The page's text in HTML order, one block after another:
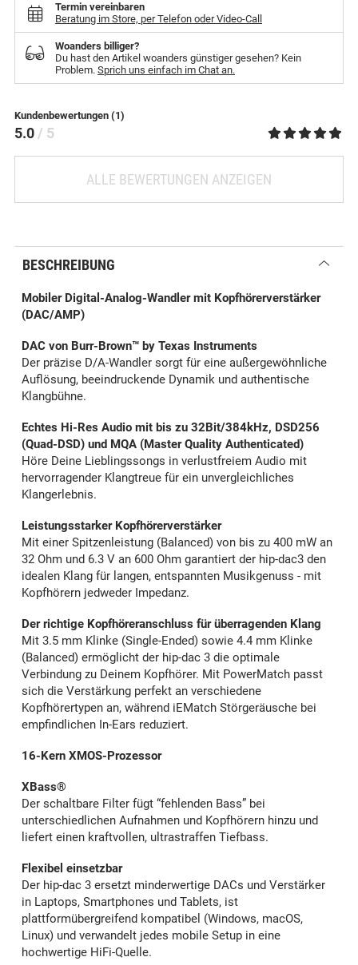
Termin vereinbaren
Beratung im Store, per Telefon oder Video-Call
Woanders billiger?
Du hast den Artikel woanders günstiger gesehen? Kein
Problem. Sprich uns einfach im Chat an.
Kundenbewertungen (1)
5.0 / 5
ALLE BEWERTUNGEN ANZEIGEN
BESCHREIBUNG
Mobiler Digital-Analog-Wandler mit Kopfhörerverstärker
(DAC/AMP)
DAC von Burr-Brown™ by Texas Instruments
Der präzise D/A-Wandler sorgt für eine außergewöhnliche
Auflösung, beeindruckende Dynamik und authentische
Klangbühne.
Echtes Hi-Res Audio mit bis zu 32Bit/384kHz, DSD256
(Quad-DSD) und MQA (Master Quality Authenticated)
Höre Deine Lieblingssongs in verlustfreiem Audio mit
hervorragender Klangtreue für ein unvergleichliches
Klangerlebnis.
Leistungsstarker Kopfhörerverstärker
Mit einer Spitzenleistung (Balanced) von bis zu 400 mW an
32 Ohm und 6.3 V an 600 Ohm garantiert der hip-dac3 den
idealen Klang für langen, entspannten Musikgenuss - mit
Kopfhörern jedweder Impedanz.
Der richtige Kopfhöreranschluss für überragenden Klang
Mit 3.5 mm Klinke (Single-Ended) sowie 4.4 mm Klinke
(Balanced) ermöglicht der hip-dac 3 die optimale
Verbindung zu Deinem Kopfhörer. Mit PowerMatch passt
sich die Verstärkung perfekt an verschiedene
Kopfhörertypen an, während iEMatch Störgeräusche bei
empfindlichen In-Ears reduziert.
16-Kern XMOS-Prozessor
XBass®
Der schaltbare Filter fügt “fehlenden Bass” bei
unterschiedlichen Aufnahmen und Kopfhörern hinzu und
liefert einen kraftvollen, ultrastraffen Tiefbass.
Flexibel einsetzbar
Der hip-dac 3 ersetzt minderwertige DACs und Verstärker
in Laptops, Smartphones und Tablets, ist
plattformübergreifend kompatibel (Windows, macOS,
Linux) und verwandelt jedes mobile Setup in eine
hochwertige HiFi-Quelle.